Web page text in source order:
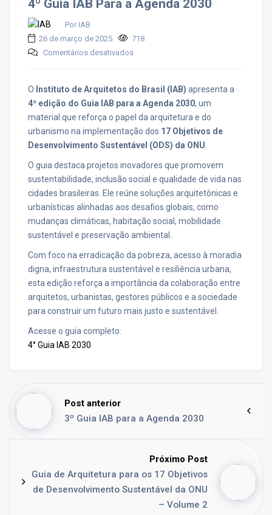
4º Guia IAB Para a Agenda 2030
Por IAB
26 de março de 2025
718
Comentários desativadosem
IAB
a
Agenda
2030
O Instituto de Arquitetos do Brasil (IAB) apresenta a
4ª edição do Guia IAB para a Agenda 2030, um
material que reforça o papel da arquitetura e do
urbanismo na implementação dos 17 Objetivos de
Desenvolvimento Sustentável (ODS) da ONU.
O guia destaca projetos inovadores que promovem
sustentabilidade, inclusão social e qualidade de vida nas
cidades brasileiras. Ele reúne soluções arquitetônicas e
urbanísticas alinhadas aos desafios globais, como
mudanças climáticas, habitação social, mobilidade
sustentável e preservação ambiental.
Com foco na erradicação da pobreza, acesso à moradia
digna, infraestrutura sustentável e resiliência urbana,
esta edição reforça a importância da colaboração entre
arquitetos, urbanistas, gestores públicos e a sociedade
para construir um futuro mais justo e sustentável.
Acesse o guia completo:
4° Guia IAB 2030
Post anterior
3º Guia IAB para a Agenda 2030
Próximo Post
Guia de Arquitetura para os 17 Objetivos
de Desenvolvimento Sustentável da ONU
– Volume 2